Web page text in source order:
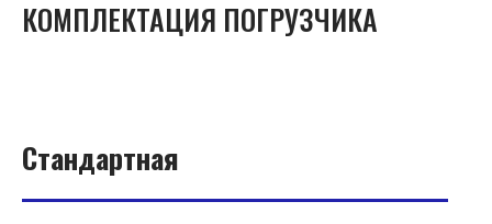
КОМПЛЕКТАЦИЯ ПОГРУЗЧИКА
Стандартная